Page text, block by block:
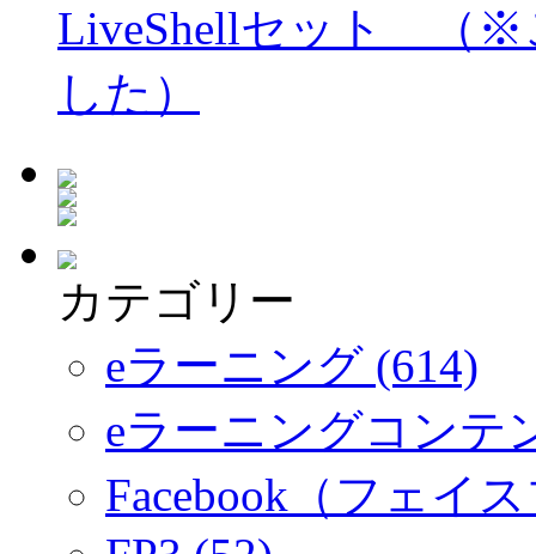
LiveShellセット （※
した）
カテゴリー
eラーニング (614)
eラーニングコンテ
Facebook（フェイ